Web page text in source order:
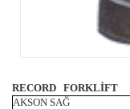
RECORD FORKLİFT
AKSON SAĞ